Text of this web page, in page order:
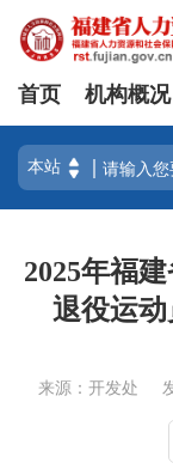
首页 机构概况
2025年福
退役运
来源：开发处